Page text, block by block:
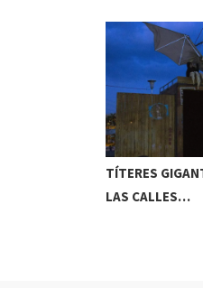
TÍTERES
LAS CALLES…